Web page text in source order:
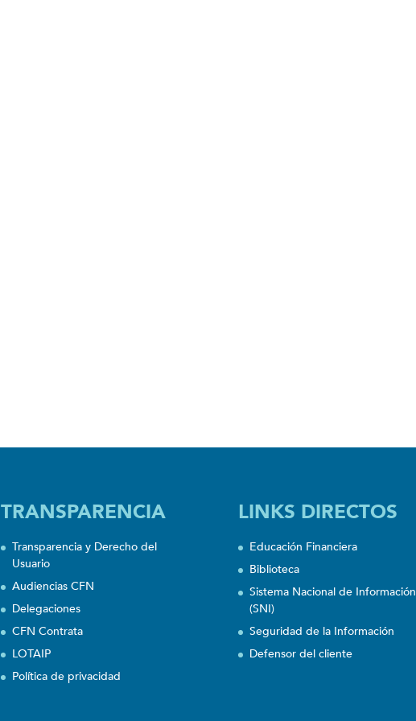
TRANSPARENCIA
Transparencia y Derecho del
Usuario
Audiencias CFN
Delegaciones
CFN Contrata
LOTAIP
Política de privacidad
LINKS DIRECTOS
Educación Financiera
Biblioteca
Sistema Nacional de Información
(SNI)
Seguridad de la Información
Defensor del cliente